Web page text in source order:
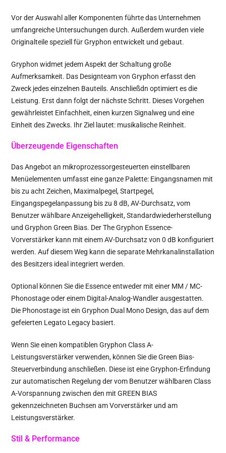
Vor der Auswahl aller Komponenten führte das Unternehmen
umfangreiche Untersuchungen durch. Außerdem wurden viele
Originalteile speziell für Gryphon entwickelt und gebaut.
Gryphon widmet jedem Aspekt der Schaltung große
Aufmerksamkeit. Das Designteam von Gryphon erfasst den
Zweck jedes einzelnen Bauteils. Anschließdn optimiert es die
Leistung. Erst dann folgt der nächste Schritt. Dieses Vorgehen
gewährleistet Einfachheit, einen kurzen Signalweg und eine
Einheit des Zwecks. Ihr Ziel lautet: musikalische Reinheit.
Überzeugende Eigenschaften
Das Angebot an mikroprozessorgesteuerten einstellbaren
Menüelementen umfasst eine ganze Palette: Eingangsnamen mit
bis zu acht Zeichen, Maximalpegel, Startpegel,
Eingangspegelanpassung bis zu 8 dB, AV-Durchsatz, vom
Benutzer wählbare Anzeigehelligkeit, Standardwiederherstellung
und Gryphon Green Bias. Der The Gryphon Essence-
Vorverstärker kann mit einem AV-Durchsatz von 0 dB konfiguriert
werden. Auf diesem Weg kann die separate Mehrkanalinstallation
des Besitzers ideal integriert werden.
Optional können Sie die Essence entweder mit einer MM / MC-
Phonostage oder einem Digital-Analog-Wandler ausgestatten.
Die Phonostage ist ein Gryphon Dual Mono Design, das auf dem
gefeierten Legato Legacy basiert.
Wenn Sie einen kompatiblen Gryphon Class A-
Leistungsverstärker verwenden, können Sie die Green Bias-
Steuerverbindung anschließen. Diese ist eine Gryphon-Erfindung
zur automatischen Regelung der vom Benutzer wählbaren Class
A-Vorspannung zwischen den mit GREEN BIAS
gekennzeichneten Buchsen am Vorverstärker und am
Leistungsverstärker.
Stil & Performance